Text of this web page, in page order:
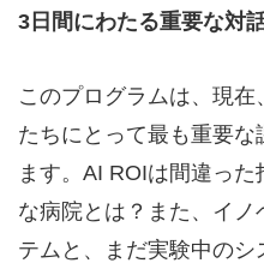
3日間にわたる重要な対
このプログラムは、現
たちにとって最も重要
ます。AI ROIは間違っ
な病院とは？また、イ
テムと、まだ実験中の